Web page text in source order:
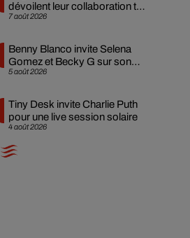
7 août 2026
dévoilent leur collaboration tant
attendue
5 août 2026
Benny Blanco invite Selena
Gomez et Becky G sur son
nouveau single
4 août 2026
Tiny Desk invite Charlie Puth
pour une live session solaire